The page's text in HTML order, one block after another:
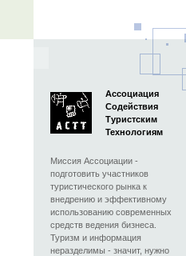
Ассоциация
Содействия
Туристским
Технологиям
Миссия Ассоциации -
подготовить участников
туристического рынка к
внедрению и эффективному
использованию современных
средств ведения бизнеса.
Туризм и информация
неразделимы - значит, нужно